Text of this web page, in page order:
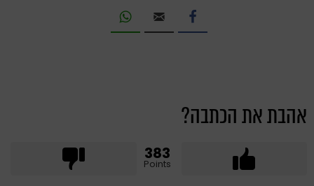
אהבת את הכתבה?
383
Points